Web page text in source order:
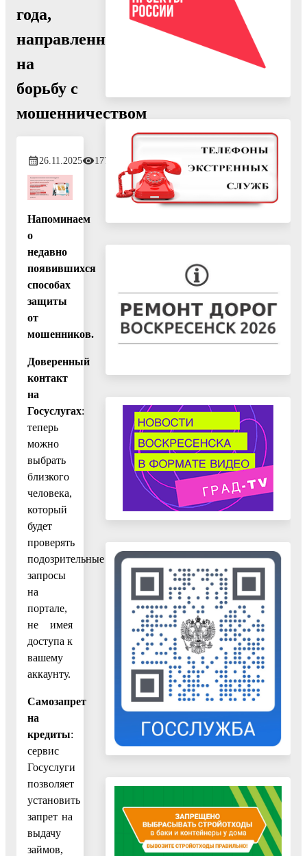
года,
направленные
на
борьбу с
мошенничеством
26.11.2025 177
Напоминаем
о
недавно
появившихся
способах
защиты
от
мошенников.
Доверенный
контакт
на
Госуслугах:
теперь
можно
выбрать
близкого
человека,
который
будет
проверять
подозрительные
запросы
на
портале,
не имея
доступа к
вашему
аккаунту.
Самозапрет
на
кредиты:
сервис
Госуслуги
позволяет
установить
запрет на
выдачу
займов,